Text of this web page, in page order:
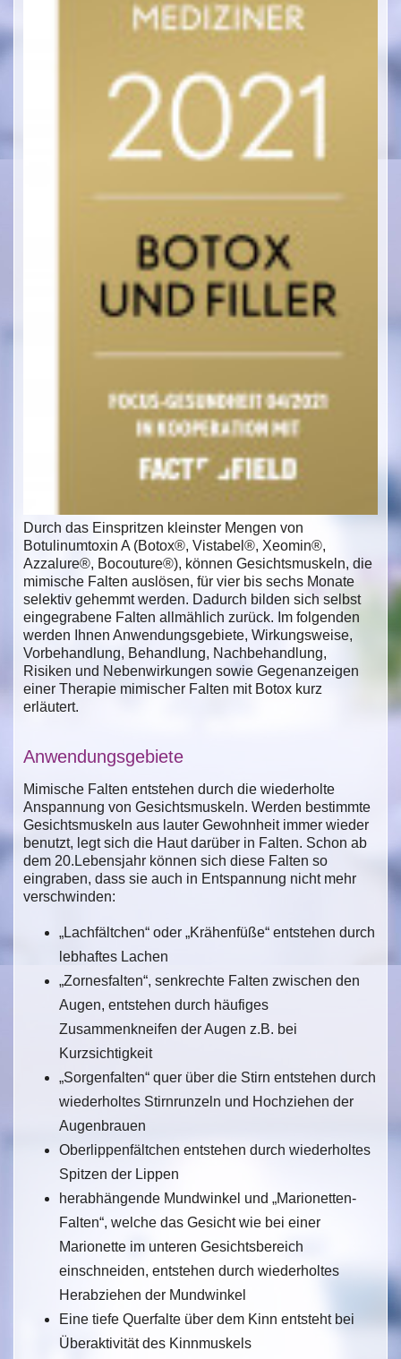
Durch das Einspritzen kleinster Mengen von
Botulinumtoxin A (Botox®, Vistabel®, Xeomin®,
Azzalure®, Bocouture®), können Gesichtsmuskeln, die
mimische Falten auslösen, für vier bis sechs Monate
selektiv gehemmt werden. Dadurch bilden sich selbst
eingegrabene Falten allmählich zurück. Im folgenden
werden Ihnen Anwendungsgebiete, Wirkungsweise,
Vorbehandlung, Behandlung, Nachbehandlung,
Risiken und Nebenwirkungen sowie Gegenanzeigen
einer Therapie mimischer Falten mit Botox kurz
erläutert.
Anwendungsgebiete
Mimische Falten entstehen durch die wiederholte
Anspannung von Gesichtsmuskeln. Werden bestimmte
Gesichtsmuskeln aus lauter Gewohnheit immer wieder
benutzt, legt sich die Haut darüber in Falten. Schon ab
dem 20.Lebensjahr können sich diese Falten so
eingraben, dass sie auch in Entspannung nicht mehr
verschwinden:
„Lachfältchen“ oder „Krähenfüße“ entstehen durch
lebhaftes Lachen
„Zornesfalten“, senkrechte Falten zwischen den
Augen, entstehen durch häufiges
Zusammenkneifen der Augen z.B. bei
Kurzsichtigkeit
„Sorgenfalten“ quer über die Stirn entstehen durch
wiederholtes Stirnrunzeln und Hochziehen der
Augenbrauen
Oberlippenfältchen entstehen durch wiederholtes
Spitzen der Lippen
herabhängende Mundwinkel und „Marionetten-
Falten“, welche das Gesicht wie bei einer
Marionette im unteren Gesichtsbereich
einschneiden, entstehen durch wiederholtes
Herabziehen der Mundwinkel
Eine tiefe Querfalte über dem Kinn entsteht bei
Überaktivität des Kinnmuskels